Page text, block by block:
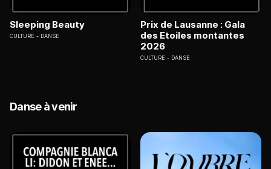
Sleeping Beauty
CULTURE DANSE
Prix de Lausanne : Gala
des Etoiles montantes
2026
CULTURE DANSE
Danse à venir